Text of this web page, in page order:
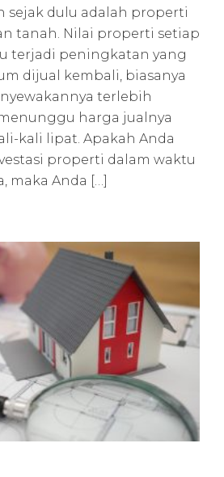
sejak dulu adalah properti
tanah. Nilai properti setiap
terjadi peningkatan yang
dijual kembali, biasanya
terlebih
harga jualnya
kali lipat. Apakah Anda
properti dalam waktu
maka Anda […]